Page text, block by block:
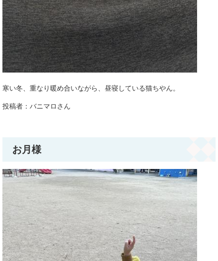
寒い冬、重なり暖め合いながら、昼寝している猫ちやん。
投稿者：バニマロさん
お月様